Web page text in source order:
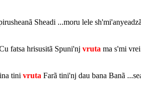
Sheadi ...moru lele sh'mi'anyeadzã
fatsa hrisusitã Spuni'nj vruta ma s'mi
tini vruta Farã tini'nj dau bana Banã